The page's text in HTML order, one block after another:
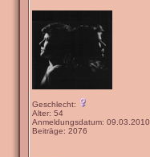
Geschlecht:
Alter: 54
Anmeldungsdatum: 09.03.2010
Beiträge: 2076